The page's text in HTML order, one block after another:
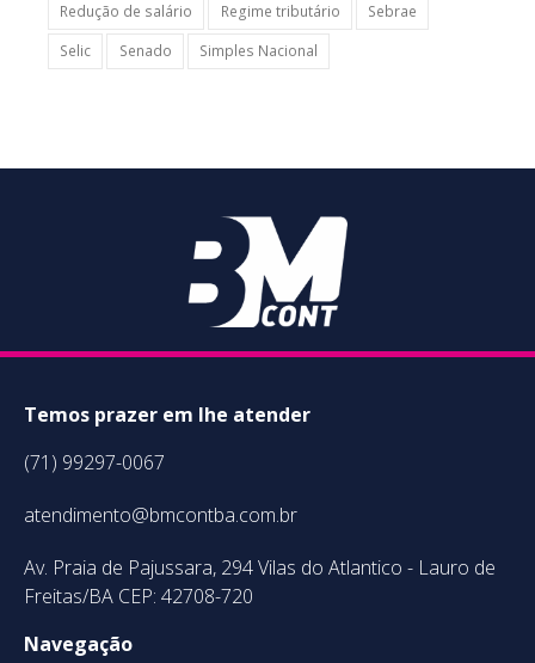
Redução de salário
Regime tributário
Sebrae
Selic
Senado Simples Nacional
Temos prazer em lhe atender
(71) 99297-0067
atendimento@bmcontba.com.br
Av. Praia de Pajussara, 294 Vilas do Atlantico - Lauro de
Freitas/BA CEP: 42708-720
Navegação